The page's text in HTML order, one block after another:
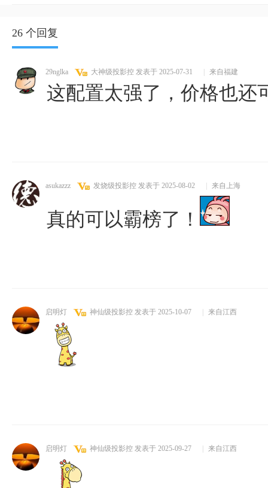
26 个回复
29nglka 大神级投影控 发表于 2025-07-31 来自福建
这配置太强了，价格也还
asukazzz 发烧级投影控 发表于 2025-08-02 来自上海
真的可以霸榜了！
启明灯 神仙级投影控 发表于 2025-10-07 来自江西
启明灯 神仙级投影控 发表于 2025-09-27 来自江西